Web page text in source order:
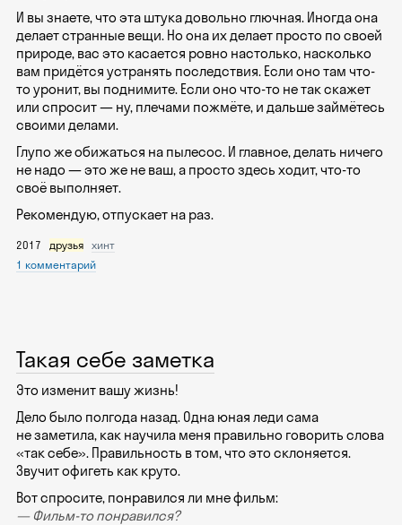
И вы знаете, что эта штука довольно глючная. Иногда она
делает странные вещи. Но она их делает просто по своей
природе, вас это касается ровно настолько, насколько
вам придётся устранять последствия. Если оно там что-
то уронит, вы поднимите. Если оно что-то не так скажет
или спросит — ну, плечами пожмёте, и дальше займётесь
своими делами.
Глупо же обижаться на пылесос. И главное, делать ничего
не надо — это же не ваш, а просто здесь ходит, что-то
своё выполняет.
Рекомендую, отпускает на раз.
2017 друзья
хинт
1 комментарий
Такая себе заметка
Это изменит вашу жизнь!
Дело было полгода назад. Одна юная леди сама
не заметила, как научила меня правильно говорить слова
«так себе». Правильность в том, что это склоняется.
Звучит офигеть как круто.
Вот спросите, понравился ли мне фильм:
— Фильм-то понравился?